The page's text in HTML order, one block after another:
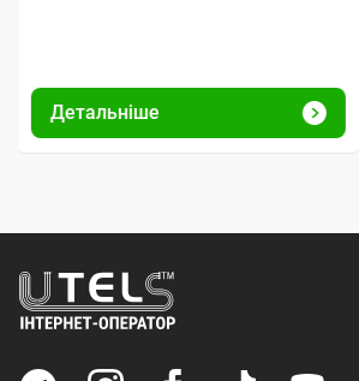
Детальніше